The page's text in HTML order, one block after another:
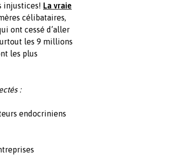
injustices! La vraie
célibataires,
ont cessé d’aller
les 9 millions
les plus
:
endocriniens